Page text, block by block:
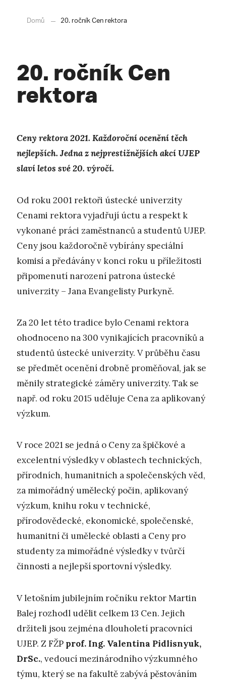
Domů 20. ročník Cen rektora
20. ročník Cen
rektora
Ceny rektora 2021. Každoroční ocenění těch
nejlepších. Jedna z nejprestižnějších akcí UJEP
slaví letos své 20. výročí.
Od roku 2001 rektoři ústecké univerzity
Cenami rektora vyjadřují úctu a respekt k
vykonané práci zaměstnanců a studentů UJEP.
Ceny jsou každoročně vybírány speciální
komisí a předávány v konci roku u příležitosti
připomenutí narození patrona ústecké
univerzity – Jana Evangelisty Purkyně.
Za 20 let této tradice bylo Cenami rektora
ohodnoceno na 300 vynikajících pracovníků a
studentů ústecké univerzity. V průběhu času
se předmět ocenění drobně proměňoval, jak se
měnily strategické záměry univerzity. Tak se
např. od roku 2015 uděluje Cena za aplikovaný
výzkum.
V roce 2021 se jedná o Ceny za špičkové a
excelentní výsledky v oblastech technických,
přírodních, humanitních a společenských věd,
za mimořádný umělecký počin, aplikovaný
výzkum, knihu roku v technické,
přírodovědecké, ekonomické, společenské,
humanitní či umělecké oblasti a Ceny pro
studenty za mimořádné výsledky v tvůrčí
činnosti a nejlepší sportovní výsledky.
V letošním jubilejním ročníku rektor Martin
Balej rozhodl udělit celkem 13 Cen. Jejich
držiteli jsou zejména dlouholetí pracovníci
UJEP. Z FŽP prof. Ing. Valentina Pidlisnyuk,
DrSc., vedoucí mezinárodního výzkumného
týmu, který se na fakultě zabývá pěstováním